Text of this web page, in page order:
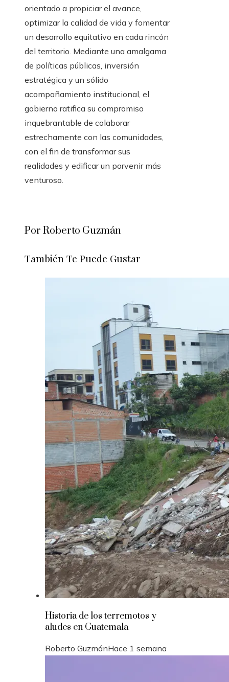
orientado a propiciar el avance,
optimizar la calidad de vida y fomentar
un desarrollo equitativo en cada rincón
del territorio. Mediante una amalgama
de políticas públicas, inversión
estratégica y un sólido
acompañamiento institucional, el
gobierno ratifica su compromiso
inquebrantable de colaborar
estrechamente con las comunidades,
con el fin de transformar sus
realidades y edificar un porvenir más
venturoso.
Por Roberto Guzmán
También Te Puede Gustar
Historia de los terremotos y
aludes en Guatemala
Roberto GuzmánHace 1 semana